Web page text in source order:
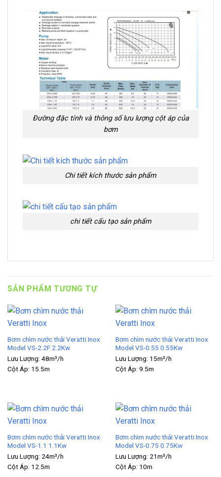
Đường đặc tính và thông số lưu lượng cột áp của
bơm
Chi tiết kích thước sản phẩm
chi tiết cấu tạo sản phẩm
SẢN PHẨM TƯƠNG TỰ
Bơm chìm nước thải Veratti Inox
Model VS-2.2F 2.2Kw
Lưu Lượng: 48m³/h
Cột Áp: 15.5m
Bơm chìm nước thải Veratti Inox
Model VS-0.55 0.55Kw
Lưu Lượng: 15m³/h
Cột Áp: 9.5m
Bơm chìm nước thải Veratti Inox
Model VS-1.1 1.1Kw
Lưu Lượng: 24m³/h
Cột Áp: 12.5m
Bơm chìm nước thải Veratti Inox
Model VS-0.75 0.75Kw
Lưu Lượng: 21m³/h
Cột Áp: 10m